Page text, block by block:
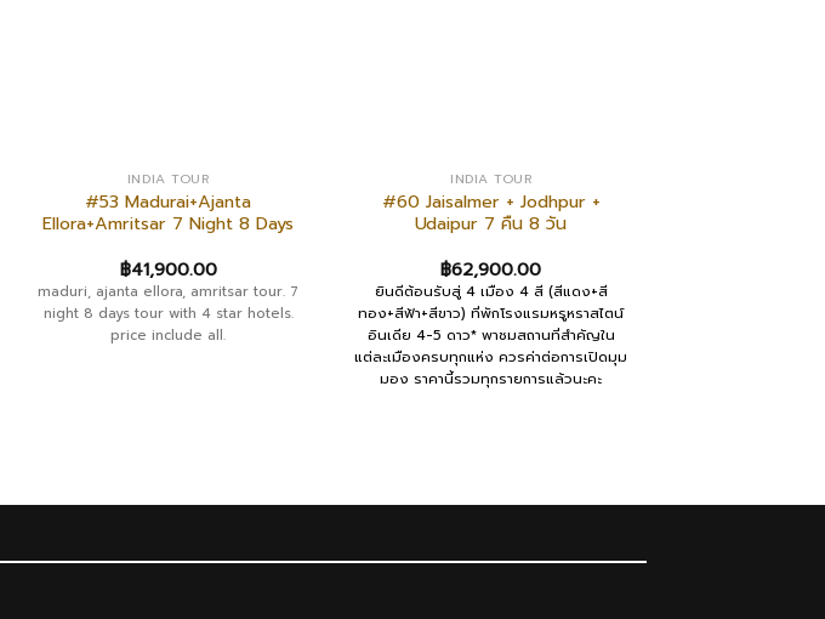
INDIA TOUR
#53 Madurai+Ajanta
Ellora+Amritsar 7 Night 8 Days
฿41,900.00
maduri, ajanta ellora, amritsar tour. 7
night 8 days tour with 4 star hotels.
price include all.
INDIA TOUR
#60 Jaisalmer + Jodhpur +
Udaipur 7 คืน 8 วัน
฿62,900.00
ยินดีต้อนรับสู่ 4 เมือง 4 สี (สีแดง+สี
ทอง+สีฟ้า+สีขาว) ที่พักโรงแรมหรูหราสไตน์
อินเดีย 4-5 ดาว* พาชมสถานที่สำคัญใน
แต่ละเมืองครบทุกแห่ง ควรค่าต่อการเปิดมุม
มอง ราคานี้รวมทุกรายการแล้วนะคะ